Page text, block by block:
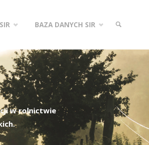
BAZA DANYCH SIR
SZUKAJ
w rolnictwie